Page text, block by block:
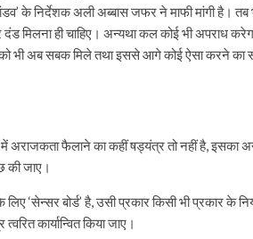
के निर्देशक अली अब्बास जफर ने माफी मांगी है। तब
मिलना ही चाहिए। अन्यथा कल कोई भी अपराध
भी अब सबक मिले तथा इससे आगे कोई ऐसा करने का
फैलाने का कहीं षड्यंत्र तो नहीं है, इसका
की जाए।
‘सेन्सर बोर्ड’ है, उसी प्रकार किसी भी प्रकार के
कार्यान्वित किया जाए।